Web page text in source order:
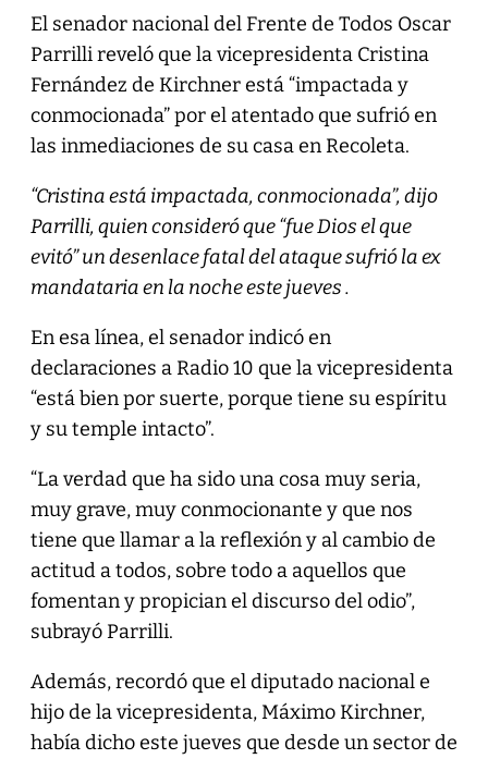
El senador nacional del Frente de Todos Oscar
Parrilli reveló que la vicepresidenta Cristina
Fernández de Kirchner está “impactada y
conmocionada” por el atentado que sufrió en
las inmediaciones de su casa en Recoleta.
“Cristina está impactada, conmocionada”, dijo
Parrilli, quien consideró que “fue Dios el que
evitó” un desenlace fatal del ataque sufrió la ex
mandataria en la noche este jueves .
En esa línea, el senador indicó en
declaraciones a Radio 10 que la vicepresidenta
“está bien por suerte, porque tiene su espíritu
y su temple intacto”.
“La verdad que ha sido una cosa muy seria,
muy grave, muy conmocionante y que nos
tiene que llamar a la reflexión y al cambio de
actitud a todos, sobre todo a aquellos que
fomentan y propician el discurso del odio”,
subrayó Parrilli.
Además, recordó que el diputado nacional e
hijo de la vicepresidenta, Máximo Kirchner,
había dicho este jueves que desde un sector de